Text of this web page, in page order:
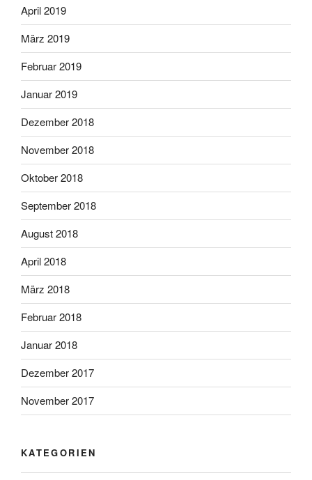
April 2019
März 2019
Februar 2019
Januar 2019
Dezember 2018
November 2018
Oktober 2018
September 2018
August 2018
April 2018
März 2018
Februar 2018
Januar 2018
Dezember 2017
November 2017
KATEGORIEN